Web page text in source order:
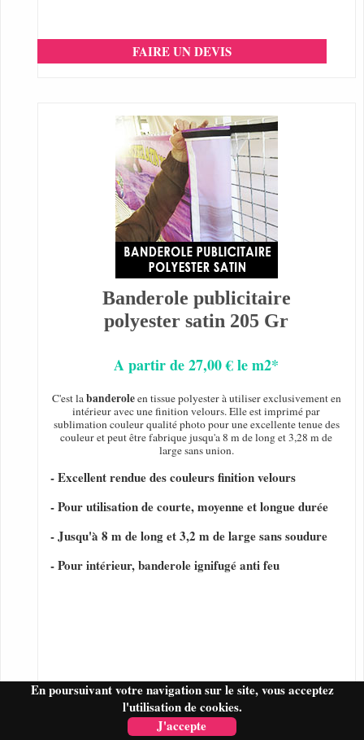
En poursuivant votre navigation sur le site, vous acceptez
l'utilisation de cookies.
J'accepte
FAIRE UN DEVIS
Banderole publicitaire
polyester satin 205 Gr
A partir de 27,00 € le m2*
C'est labanderoleen tissue polyester à utiliser exclusivement en
intérieur avec une finition velours. Elle est imprimé par
sublimation couleur qualité photo pour une excellente tenue des
couleur et peut être fabrique jusqu'a 8 m de long et 3,28 m de
large sans union.
- Excellent rendue des couleurs finition velours
- Pour utilisation de courte, moyenne et longue durée
- Jusqu'à 8 m de long et 3,2 m de large sans soudure
- Pour intérieur, banderole ignifugé anti feu